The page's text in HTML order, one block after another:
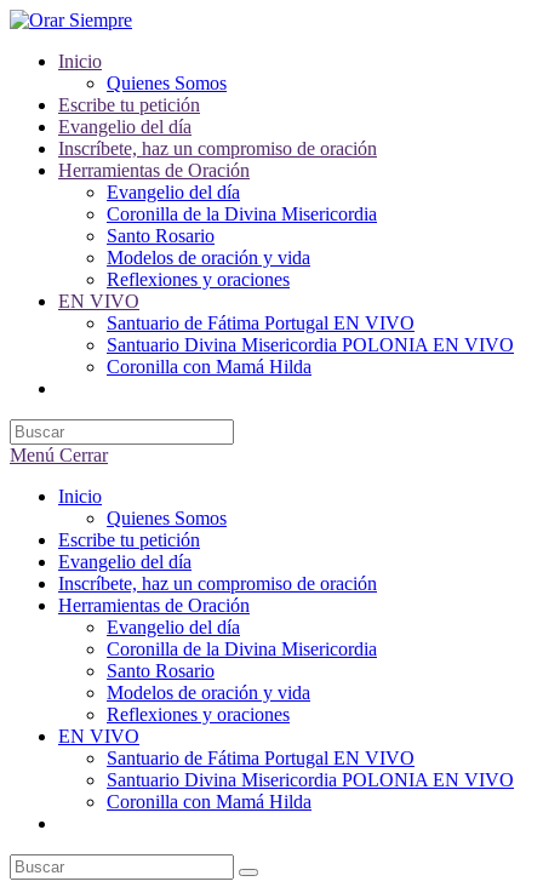
Saltar
contenido
Inicio
Quienes Somos
Escribe tu petición
Evangelio del día
Inscríbete, haz un compromiso de oración
Herramientas de Oración
Evangelio del día
Coronilla de la Divina Misericordia
Santo Rosario
Modelos de oración y vida
Reflexiones y oraciones
EN VIVO
Santuario de Fátima Portugal EN VIVO
Santuario Divina Misericordia POLONIA EN VIVO
Coronilla con Mamá Hilda
de
la
Menú Cerrar
Inicio
Quienes Somos
Escribe tu petición
Evangelio del día
Inscríbete, haz un compromiso de oración
Herramientas de Oración
Evangelio del día
Coronilla de la Divina Misericordia
Santo Rosario
Modelos de oración y vida
Reflexiones y oraciones
EN VIVO
Santuario de Fátima Portugal EN VIVO
Santuario Divina Misericordia POLONIA EN VIVO
Coronilla con Mamá Hilda
de